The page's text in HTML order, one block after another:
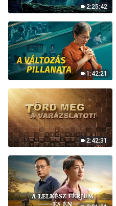
2:25:42
1:42:21
2:42:31